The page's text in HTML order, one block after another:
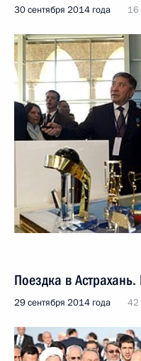
30 сентября 2014 года 16
Поездка в
29 сентября 2014 года 42